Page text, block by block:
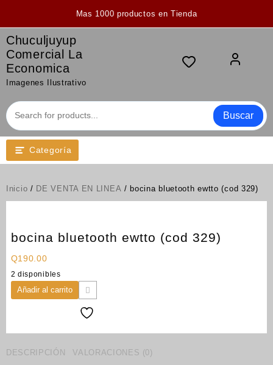
Mas 1000 productos en Tienda
Chuculjuyup
Comercial La
Economica
Imagenes Ilustrativo
Buscar
Categoría
Inicio / DE VENTA EN LINEA / bocina bluetooth ewtto (cod 329)
bocina bluetooth ewtto (cod 329)
Q190.00
2 disponibles
Añadir al carrito
DESCRIPCIÓN VALORACIONES (0)